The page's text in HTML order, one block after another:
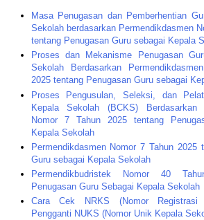
Masa Penugasan dan Pemberhentian
Sekolah berdasarkan Permendikdasmen
tentang Penugasan Guru sebagai Kepala
Proses dan Mekanisme Penugasan
Sekolah Berdasarkan
2025 tentang Penugasan Guru sebagai
Proses Pengusulan, Seleksi, dan
Kepala Sekolah (BCKS) Berdasarkan
Nomor 7 Tahun 2025 tentang
Kepala Sekolah
Permendikdasmen Nomor 7 Tahun 2025
Guru sebagai Kepala Sekolah
Permendikbudristek Nomor 40
Penugasan Guru Sebagai Kepala Sekolah
Cara Cek NRKS (Nomor Registrasi
Pengganti NUKS (Nomor Unik Kepala